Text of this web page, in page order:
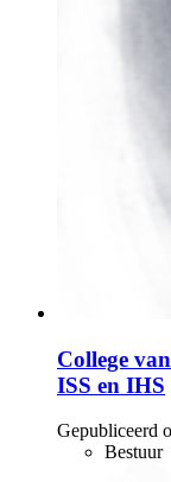
College
ISS en IHS
Gepubliceerd
Bestuur